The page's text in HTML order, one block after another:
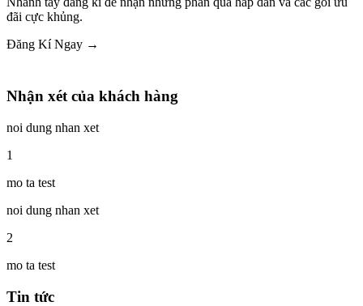
đãi cực khủng.
Đăng Kí Ngay →
Nhận xét của khách hàng
noi dung nhan xet
1
mo ta test
noi dung nhan xet
2
mo ta test
Tin tức